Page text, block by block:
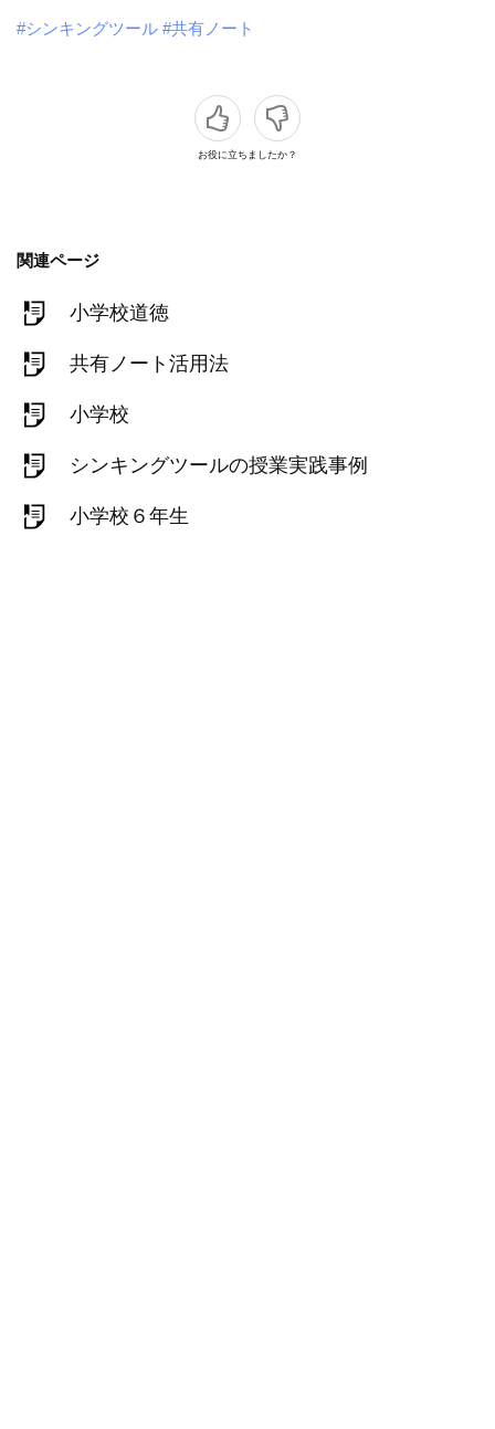
#シンキングツール #共有ノート
お役に立ちましたか？
関連ページ
小学校道徳
共有ノート活用法
小学校
シンキングツールの授業実践事例
小学校６年生